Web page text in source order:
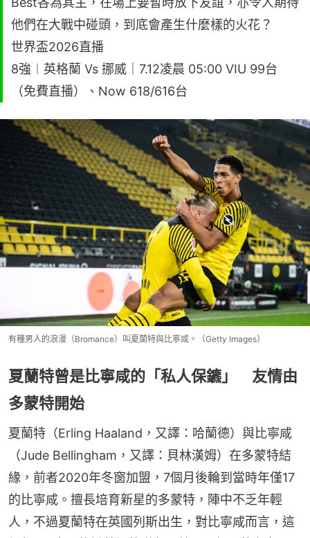
他們在大戰中碰頭，到底會產生什麼樣的火花？
世界盃2026直播
8強︱英格蘭 Vs 挪威｜7.12凌晨 05:00 VIU 99台
（免費直播）、Now 618/616台
有種男人的浪漫（Bromance）叫夏蘭特與比寧咸。（Getty Images）
夏蘭特曾是比寧咸的「私人保鑣」 友情由
多蒙特開始
夏蘭特（Erling Haaland，又譯：哈蘭德）與比寧咸
（Jude Bellingham，又譯：貝林漢姆）在多蒙特結
緣，前者2020年冬窗加盟，7個月後輪到當時年僅17
的比寧咸。擅長培育新星的多蒙特，陣中不乏年輕
人，不過夏蘭特在英國列斯出生，對比寧咸而言，這